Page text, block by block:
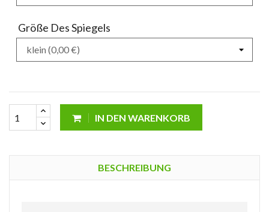
Größe Des Spiegels
IN DEN WARENKORB
BESCHREIBUNG